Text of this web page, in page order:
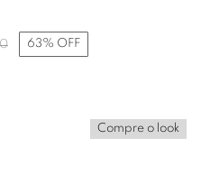
63% OFF
Compre o look